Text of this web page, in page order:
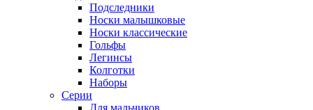
Подследники
Носки малышковые
Носки классические
Гольфы
Легинсы
Колготки
Наборы
Серии
Для мальчиков